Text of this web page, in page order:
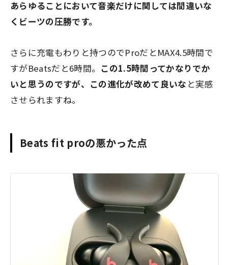
あらゆることにおいて音楽だけに関しては間違いな
くビーツの圧勝です。
さらに充電もわりと持つのでProだとMAX4.5時間で
すがBeatsだと6時間。 この1.5時間ってかなりでか
いと思うのですが、この進化が改めて良いな と実感
させられますね。
Beats fit proの悪かった点